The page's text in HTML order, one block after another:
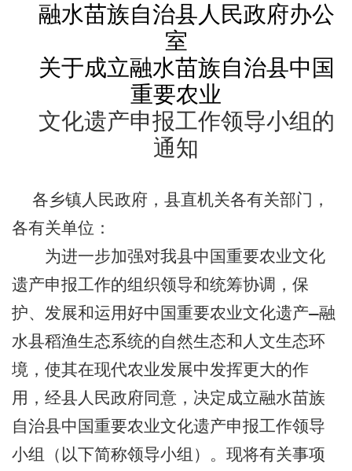
融水苗族自治县人民政府办公
室
关于成立融水苗族自治县中国
重要农业
文化遗产申报工作领导小组的
通知
各乡镇人民政府，县直机关各有关部门，
各有关单位：
为进一步加强对我县中国重要农业文化
遗产申报工作的组织领导和统筹协调，保
护、发展和运用好中国重要农业文化遗产—融
水县稻渔生态系统的自然生态和人文生态环
境，使其在现代农业发展中发挥更大的作
用，经县人民政府同意，决定成立融水苗族
自治县中国重要农业文化遗产申报工作领导
小组（以下简称领导小组）。现将有关事项